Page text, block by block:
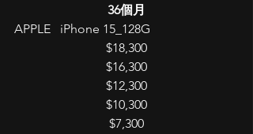
36個月
APPLE   iPhone 15_128G
$18,300
$16,300
$12,300
$10,300
$7,300